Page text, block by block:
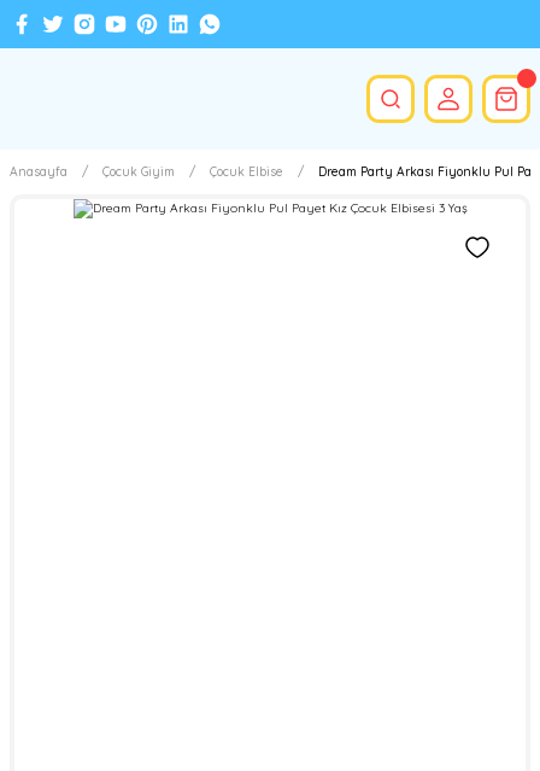
Anasayfa Çocuk Giyim Çocuk Elbise Dream Party Arkası Fiyonklu Pul